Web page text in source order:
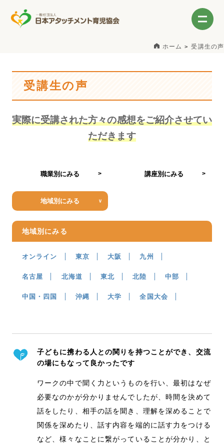
ホーム 受講生の声
受講生の声
実際に受講された方々の感想をご紹介させてい
ただきます
職業別にみる 講座別にみる
地域別にみる
地域別にみる
オンライン 東京 大阪 九州
名古屋 北海道 東北 北陸 中部
中国・四国 沖縄 大学 全国大会
子どもに携わる人との関りを持つことができ、交流
の場にもなって良かったです
ワークの中で聞く力というものを行い、最初はなぜ
必要なのかが分かりませんでしたが、時間を決めて
話をしたり、相手の話を聞き、理解を深めることで
関係を深めたり、話す内容を端的に話す力をつける
など、様々なことに繋がっていることが分かり、と